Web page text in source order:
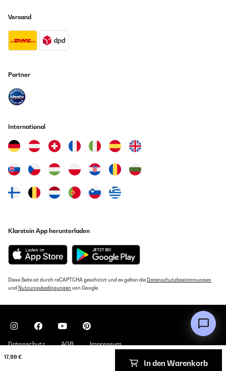
17,99 €
In den Warenkorb
Versand
Partner
International
Klarstein App herunterladen
Diese Seite ist durch reCAPTCHA geschützt und es gelten die Datenschutzbestimmungen
und Nutzungsbedingungen von Google.
Datenschutz AGB Impressum
Copyright © 2026 Klarstein. All rights reserved